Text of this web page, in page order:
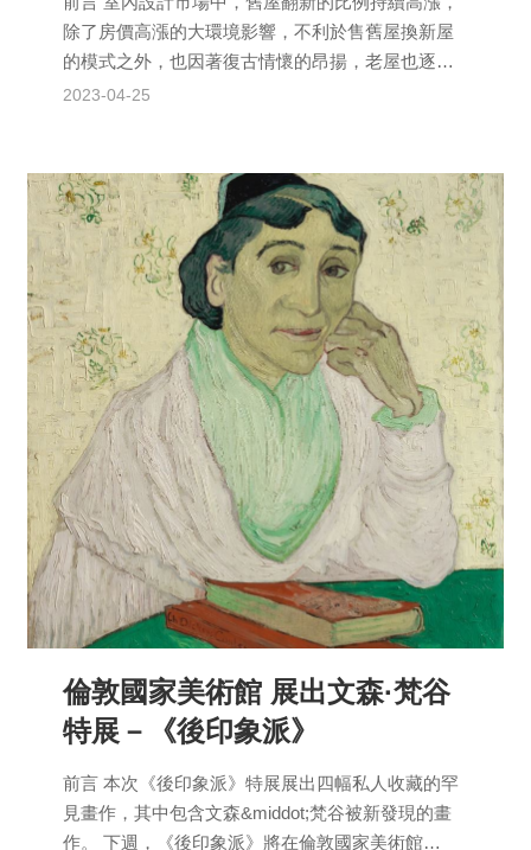
除了房價高漲的大環境影響，不利於售舊屋換新屋
的模式之外，也因著復古情懷的昂揚，老屋也逐漸
受到重視。究竟哪些人適合選擇舊屋翻新？施作項
2023-04-25
倫敦國家美術館 展出文森·梵谷
特展－《後印象派》
前言 本次《後印象派》特展展出四幅私人收藏的罕
見畫作，其中包含文森&middot;梵谷被新發現的畫
作。 下週，《後印象派》將在倫敦國家美術館